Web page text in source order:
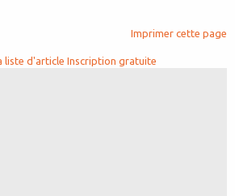
Imprimer cette page
liste d'article Inscription gratuite